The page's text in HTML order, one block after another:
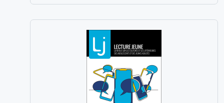
15,00€
17,00€